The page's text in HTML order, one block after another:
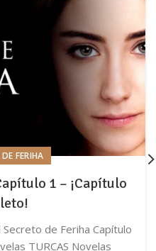
FERIHA
1 – ¡Capítulo
de Feriha Capítulo
TURCAS Novelas